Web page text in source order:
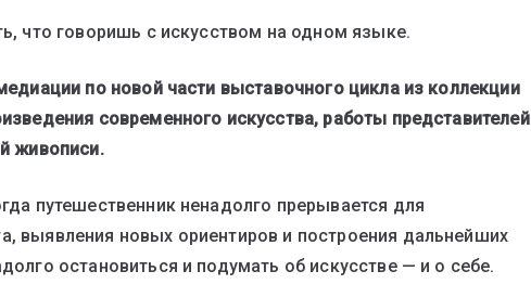
что говоришь с искусством на одном языке.
по новой части выставочного цикла из коллекции
современного искусства, работы представителей
живописи.
путешественник ненадолго прерывается для
выявления новых ориентиров и построения дальнейших
остановиться и подумать об искусстве — и о себе.